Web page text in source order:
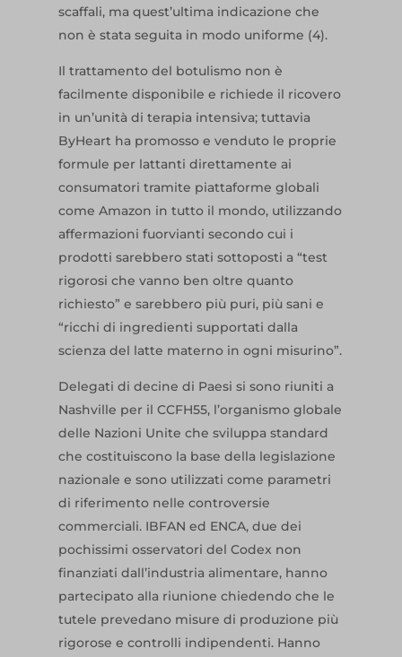
scaffali, ma quest’ultima indicazione che
non è stata seguita in modo uniforme (4).
Il trattamento del botulismo non è
facilmente disponibile e richiede il ricovero
in un’unità di terapia intensiva; tuttavia
ByHeart ha promosso e venduto le proprie
formule per lattanti direttamente ai
consumatori tramite piattaforme globali
come Amazon in tutto il mondo, utilizzando
affermazioni fuorvianti secondo cui i
prodotti sarebbero stati sottoposti a “test
rigorosi che vanno ben oltre quanto
richiesto” e sarebbero più puri, più sani e
“ricchi di ingredienti supportati dalla
scienza del latte materno in ogni misurino”.
Delegati di decine di Paesi si sono riuniti a
Nashville per il CCFH55, l’organismo globale
delle Nazioni Unite che sviluppa standard
che costituiscono la base della legislazione
nazionale e sono utilizzati come parametri
di riferimento nelle controversie
commerciali. IBFAN ed ENCA, due dei
pochissimi osservatori del Codex non
finanziati dall’industria alimentare, hanno
partecipato alla riunione chiedendo che le
tutele prevedano misure di produzione più
rigorose e controlli indipendenti. Hanno